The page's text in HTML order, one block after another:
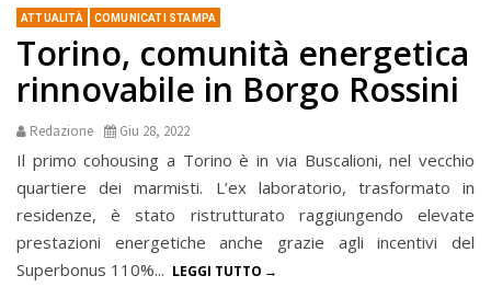
ATTUALITÀ COMUNICATI STAMPA
Torino, comunità energetica
rinnovabile in Borgo Rossini
Redazione Giu 28, 2022
Il primo cohousing a Torino è in via Buscalioni, nel vecchio
quartiere dei marmisti. L’ex laboratorio, trasformato in
residenze, è stato ristrutturato raggiungendo elevate
prestazioni energetiche anche grazie agli incentivi del
Superbonus 110%... LEGGI TUTTO